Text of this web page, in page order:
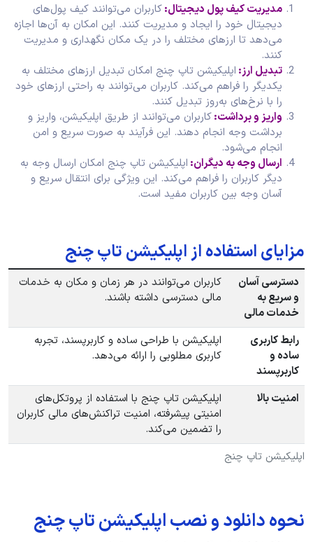
مدیریت کیف پول دیجیتال:کاربران می‌توانند کیف پول‌های
دیجیتال خود را ایجاد و مدیریت کنند. این امکان به آن‌ها اجازه
می‌دهد تا ارزهای مختلف را در یک مکان نگهداری و مدیریت
کنند.
تبدیل ارز: اپلیکیشن تاپ چنج امکان تبدیل ارزهای مختلف به
یکدیگر را فراهم می‌کند. کاربران می‌توانند به راحتی ارزهای خود
را با نرخ‌های به‌روز تبدیل کنند.
واریز و برداشت:کاربران می‌توانند از طریق اپلیکیشن، واریز و
برداشت وجه انجام دهند. این فرآیند به صورت سریع و امن
انجام می‌شود.
ارسال وجه به دیگران: اپلیکیشن تاپ چنج امکان ارسال وجه به
دیگر کاربران را فراهم می‌کند. این ویژگی برای انتقال سریع و
آسان وجه بین کاربران مفید است.
مزایای استفاده از اپلیکیشن تاپ چنج
اپلیکیشن تاپ چنج
دسترسی آسان
و سریع به
خدمات مالی
کاربران می‌توانند در هر زمان و مکان به خدمات
مالی دسترسی داشته باشند.
رابط کاربری
ساده و
کاربرپسند
اپلیکیشن با طراحی ساده و کاربرپسند، تجربه
کاربری مطلوبی را ارائه می‌دهد.
امنیت بالا
اپلیکیشن تاپ چنج با استفاده از پروتکل‌های
امنیتی پیشرفته، امنیت تراکنش‌های مالی کاربران
را تضمین می‌کند.
نحوه دانلود و نصب اپلیکیشن تاپ چنج